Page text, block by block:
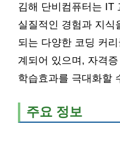
김해 단비컴퓨터는 IT
실질적인 경험과 지식
되는 다양한 코딩 커
계되어 있으며, 자격
학습효과를 극대화할
주요 정보